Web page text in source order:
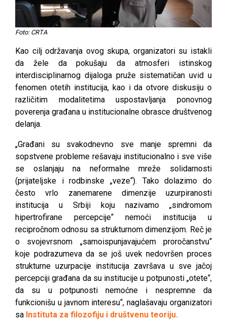
Foto: CRTA
Kao cilj održavanja ovog skupa, organizatori su istakli
da žele da pokušaju da atmosferi istinskog
interdisciplinarnog dijaloga pruže sistematičan uvid u
fenomen otetih institucija, kao i da otvore diskusiju o
različitim modalitetima uspostavljanja ponovnog
poverenja građana u institucionalne obrasce društvenog
delanja.
„Građani su svakodnevno sve manje spremni da
sopstvene probleme rešavaju institucionalno i sve više
se oslanjaju na neformalne mreže solidarnosti
(prijateljske i rodbinske „veze“). Tako dolazimo do
često vrlo zanemarene dimenzije uzurpiranosti
institucija u Srbiji koju nazivamo „sindromom
hipertrofirane percepcije“ nemoći institucija u
recipročnom odnosu sa strukturnom dimenzijom. Reč je
o svojevrsnom „samoispunjavajućem proročanstvu“
koje podrazumeva da se još uvek nedovršen proces
strukturne uzurpacije institucija završava u sve jačoj
percepciji građana da su institucije u potpunosti „otete“,
da su u potpunosti nemoćne i nespremne da
funkcionišu u javnom interesu“, naglašavaju organizatori
sa Instituta za filozofiju i društvenu teoriju.